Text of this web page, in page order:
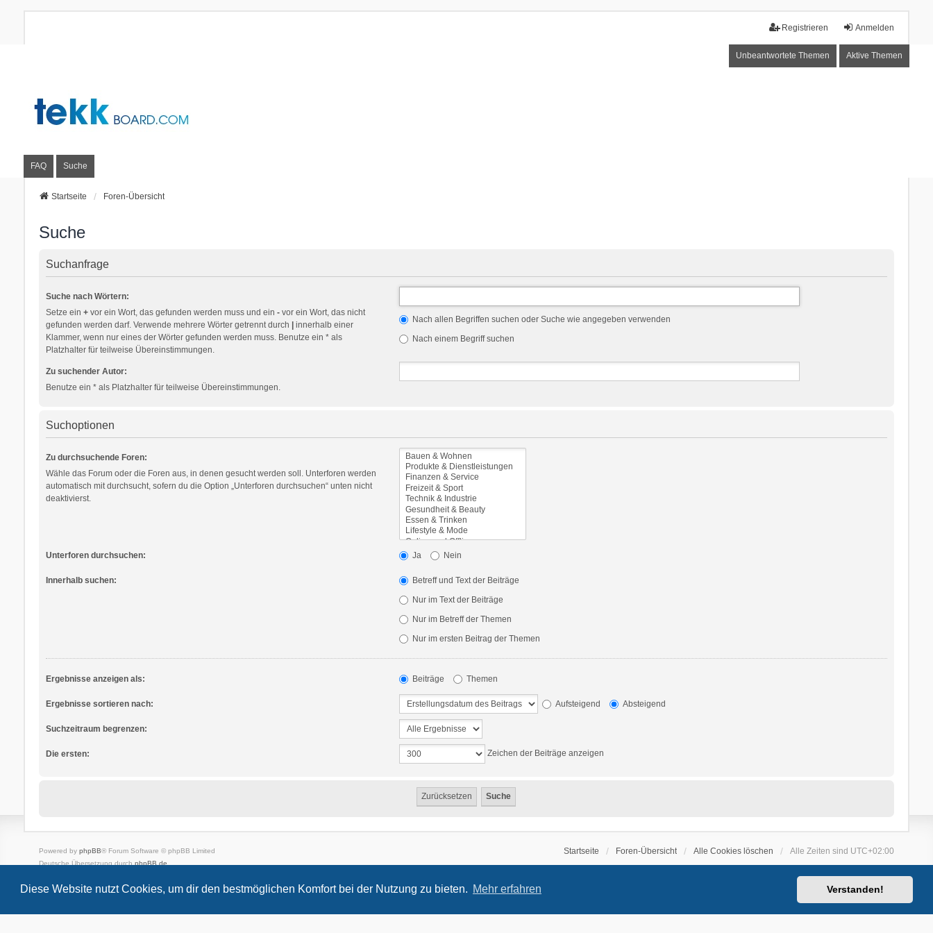
Diese Website nutzt Cookies, um dir den bestmöglichen Komfort bei der Nutzung zu bieten. Mehr erfahren Verstanden!
Anmelden
Registrieren
Unbeantwortete Themen Aktive Themen
FAQ Suche
Startseite Foren-Übersicht
Suche
Suchanfrage
Suche nach Wörtern:
Setze ein +vor ein Wort, das gefunden werden muss und ein -vor ein Wort, das nicht
gefunden werden darf. Verwende mehrere Wörter getrennt durch |innerhalb einer
Klammer, wenn nur eines der Wörter gefunden werden muss. Benutze ein * als
Platzhalter für teilweise Übereinstimmungen.
Nach allen Begriffen suchen oder Suche wie angegeben verwenden
Nach einem Begriff suchen
Zu suchender Autor:
Benutze ein * als Platzhalter für teilweise Übereinstimmungen.
Suchoptionen
Zu durchsuchende Foren:
Wähle das Forum oder die Foren aus, in denen gesucht werden soll. Unterforen werden
automatisch mit durchsucht, sofern du die Option „Unterforen durchsuchen“ unten nicht
deaktivierst.
Unterforen durchsuchen: Ja Nein
Innerhalb suchen:
Betreff und Text der Beiträge
Nur im Text der Beiträge
Nur im Betreff der Themen
Nur im ersten Beitrag der Themen
Ergebnisse anzeigen als: Beiträge Themen
Ergebnisse sortieren nach: Aufsteigend Absteigend
Suchzeitraum begrenzen:
Die ersten: Zeichen der Beiträge anzeigen
Startseite Foren-Übersicht Alle Cookies löschen Alle Zeiten sind UTC+02:00
Powered by phpBB® Forum Software © phpBB Limited
Deutsche Übersetzung durch phpBB.de
Datenschutz Nutzungsbedingungen